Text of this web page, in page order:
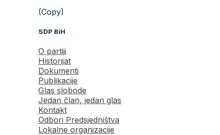
(Copy)
SDP BiH
O partiji
Historijat
Dokumenti
Publikacije
Glas slobode
Jedan član, jedan glas
Kontakt
Odbori Predsjedništva
Lokalne organizacije